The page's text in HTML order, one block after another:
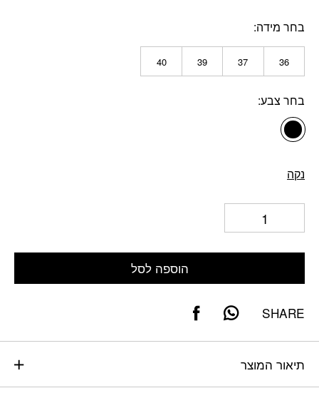
בחר מידה
36
37
39
40
בחר צבע
נקה
הוספה לסל
SHARE
תיאור המוצר